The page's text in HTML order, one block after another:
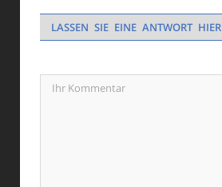
LASSEN SIE EINE ANTWORT HIER